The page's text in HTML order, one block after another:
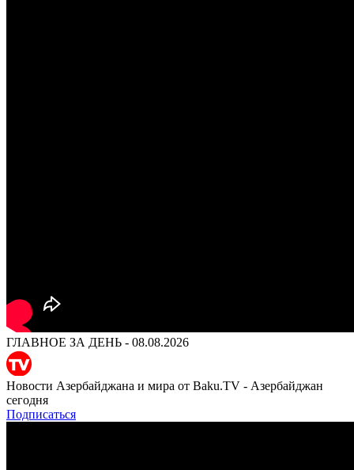
ГЛАВНОЕ ЗА ДЕНЬ - 08.08.2026
Новости Азербайджана и мира от Baku.TV - Азербайджан
сегодня
Подписаться